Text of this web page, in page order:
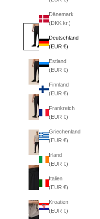
Dänemark
(DKK kr.)
Deutschland
(EUR €)
Estland
(EUR €)
Finnland
(EUR €)
Frankreich
(EUR €)
Griechenland
(EUR €)
Irland
(EUR €)
Italien
(EUR €)
Kroatien
(EUR €)